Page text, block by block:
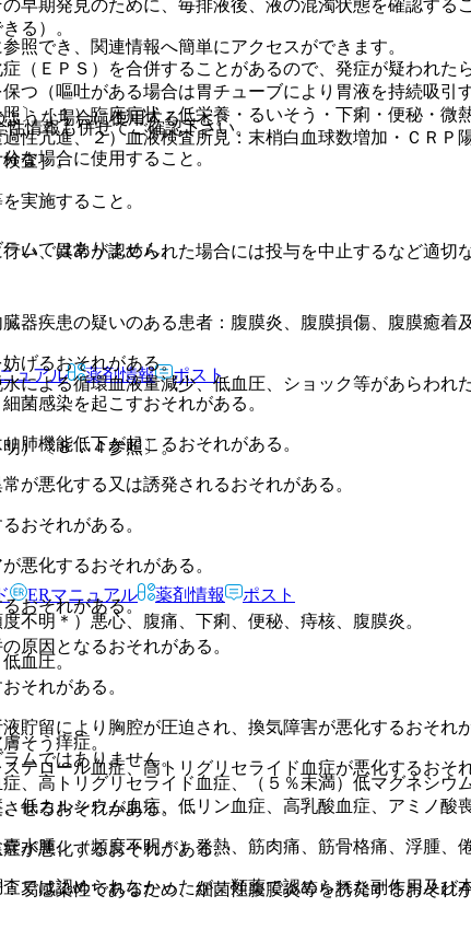
期発見のために、毎排液後、液の混濁状態を確認する
る）。
ＥＰＳ）を合併することがあるので、発症が疑われた
つ（嘔吐がある場合は胃チューブにより胃液を持続吸
〕［１）臨床症状：低栄養・るいそう・下痢・便秘・
性亢進、２）血液検査所見：末梢白血球数増加・ＣＲ
査］。
実施すること。
疾患の疑いのある患者：腹膜炎、腹膜損傷、腹膜癒着
げるおそれがある。
菌感染を起こすおそれがある。
肺機能低下が起こるおそれがある。
が悪化する又は誘発されるおそれがある。
おそれがある。
悪化するおそれがある。
おそれがある。
原因となるおそれがある。
それがある。
留により胸腔が圧迫され、換気障害が悪化するおそれが
ロール血症、高トリグリセライド血症が悪化するおそれ
せるおそれがある。
が悪化するおそれがある。
易感染性であるため、細菌性腹膜炎等を誘発するおそれ
うな場合に使用すること。
な場合に使用すること。
い、異常が認められた場合には投与を中止するなど適切
よる循環血液量減少、低血圧、ショック等があらわれ
）〔８．４参照〕。
明＊）悪心、腹痛、下痢、便秘、痔核、腹膜炎。
血圧。
そう痒症。
、高トリグリセライド血症、（５％未満）低マグネシウ
低カルシウム血症、低リン血症、高乳酸血症、アミノ酸
腫、（頻度不明＊）発熱、筋肉痛、筋骨格痛、浮腫、倦
では認められなかったが、類薬で認められた副作用及び
照でき、関連情報へ簡単にアクセスができます。
情報も併せてご確認下さい。
ムではありません。
ュアル 薬剤情報 ポスト
ERマニュアル 薬剤情報 ポスト
ムではありません。